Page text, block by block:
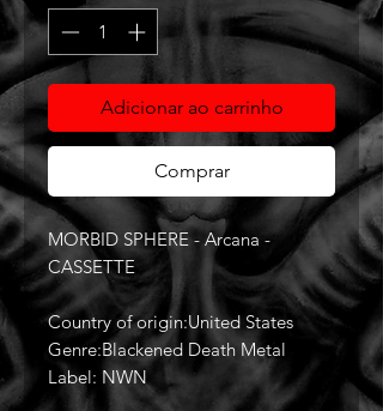
Adicionar ao carrinho
Comprar
MORBID SPHERE - Arcana -
CASSETTE
Country of origin:United States
Genre:Blackened Death Metal
Label: NWN